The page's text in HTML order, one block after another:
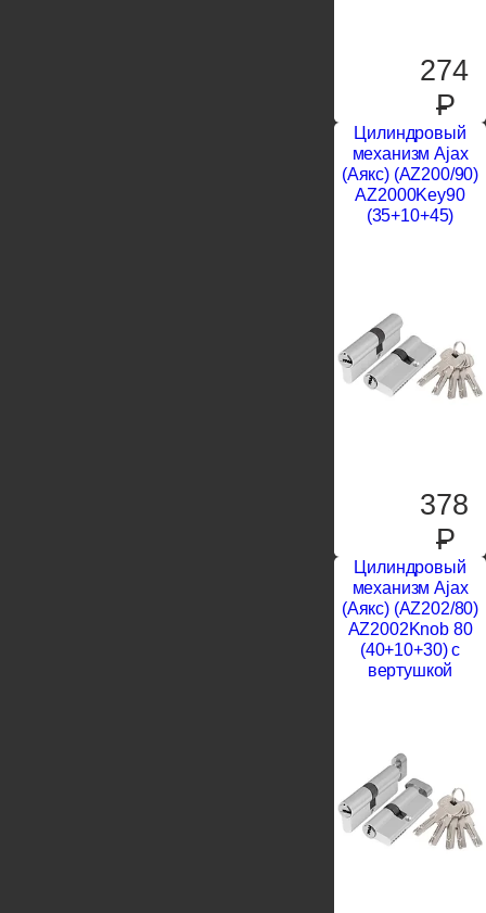
274
P
Цилиндровый
механизм Ajax
(Аякс) (AZ200/90)
AZ2000Key90
(35+10+45)
378
P
Цилиндровый
механизм Ajax
(Аякс) (AZ202/80)
AZ2002Knob 80
(40+10+30) с
вертушкой